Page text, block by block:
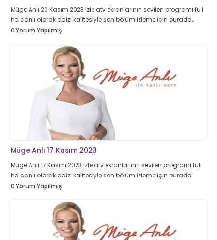
Müge Anlı 20 Kasım 2023 izle atv ekranlarının sevilen programı full
hd canlı olarak ddizi kalitesiyle son bölüm izleme için burada.
0 Yorum Yapılmış
Müge Anlı 17 Kasım 2023
Müge Anlı 17 Kasım 2023 izle atv ekranlarının sevilen programı full
hd canlı olarak ddizi kalitesiyle son bölüm izleme için burada.
0 Yorum Yapılmış